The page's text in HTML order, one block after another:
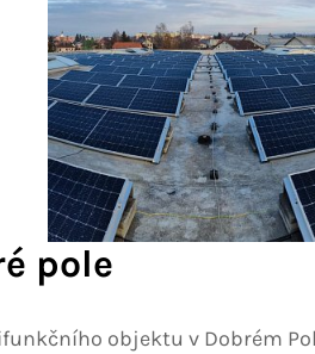
pole
objektu v Dobrém